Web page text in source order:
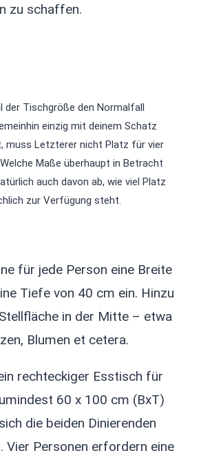
zu schaffen.
der Tischgröße den Normalfall
einzig mit deinem Schatz
muss Letzterer nicht Platz für vier
Maße überhaupt in Betracht
auch davon ab, wie viel Platz
zur Verfügung steht.
für jede Person eine Breite
Tiefe von 40 cm ein. Hinzu
in der Mitte – etwa
Blumen et cetera.
rechteckiger Esstisch für
60 x 100 cm (BxT)
die beiden Dinierenden
Vier Personen erfordern eine